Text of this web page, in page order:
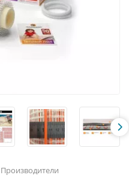
Производители